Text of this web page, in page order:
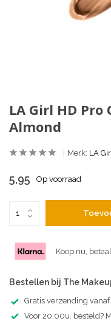
LA Girl HD Pro
Almond
Merk: LA
5,95 Op voorraad
Koop nu,
Bestellen bij The
Gratis verzending
Voor 20:00u. besteld?